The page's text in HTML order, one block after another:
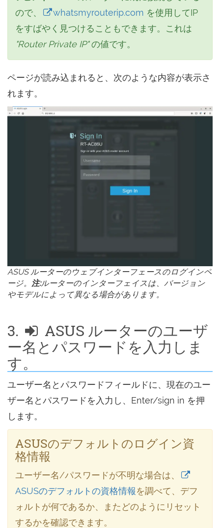
ので、
whatsmyrouterip.com を使用してIP
をすばやく見つけることもできます。これは
"Router Private IP"の値です。
ページが読み込まれると、次のような内容が表示さ
れます。
ASUS ルーターのウェブインターフェースのログインペ
ージ。
注:ルーターのインターフェイスは、バージョン
やモデルによって異なる場合があります。
3.
ASUS ルーターのユーザ
ー名とパスワードを入力しま
す。
ユーザー名とパスワードフィールドに、現在のユー
ザー名とパスワードを入力し、Enter/sign in を押
します。
ASUSのデフォルトのログイン資
格情報
ユーザー名/パスワードが不明な場合は、
ASUSのデフォルトの資格情報を調べて、デフ
ォルトが何であるか、またどのようにリセット
するかを確認できます。